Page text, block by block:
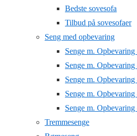
Bedste sovesofa
Tilbud på sovesofaer
Seng med opbevaring
Senge m.
Senge m.
Senge m.
Senge m.
Senge m.
Tremmesenge